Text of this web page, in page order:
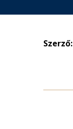
Szerző: